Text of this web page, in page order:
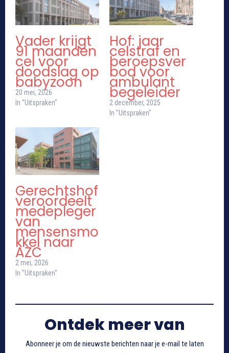
Vader krijgt
91 maanden
cel voor
doodslag op
babyzoon
20 mei, 2026
In "Uitspraken"
Hof: jaar
celstraf en
beroepsver
bod voor
ambulant
begeleider
2 december, 2025
In "Uitspraken"
Gerechtshof
veroordeelt
medepleger
van
mensensmo
kkel naar
AZC
2 mei, 2026
In "Uitspraken"
Ontdek meer van
Abonneer je om de nieuwste berichten naar je e-mail te laten